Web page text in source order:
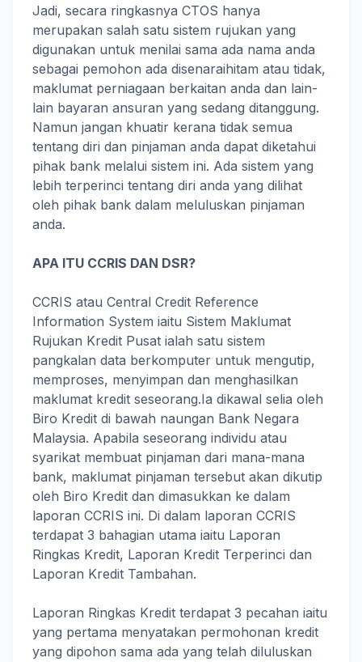
Jadi, secara ringkasnya CTOS hanya
merupakan salah satu sistem rujukan yang
digunakan untuk menilai sama ada nama anda
sebagai pemohon ada disenaraihitam atau tidak,
maklumat perniagaan berkaitan anda dan lain-
lain bayaran ansuran yang sedang ditanggung.
Namun jangan khuatir kerana tidak semua
tentang diri dan pinjaman anda dapat diketahui
pihak bank melalui sistem ini. Ada sistem yang
lebih terperinci tentang diri anda yang dilihat
oleh pihak bank dalam meluluskan pinjaman
anda.
APA ITU CCRIS DAN DSR?
CCRIS atau Central Credit Reference
Information System iaitu Sistem Maklumat
Rujukan Kredit Pusat ialah satu sistem
pangkalan data berkomputer untuk mengutip,
memproses, menyimpan dan menghasilkan
maklumat kredit seseorang.Ia dikawal selia oleh
Biro Kredit di bawah naungan Bank Negara
Malaysia. Apabila seseorang individu atau
syarikat membuat pinjaman dari mana-mana
bank, maklumat pinjaman tersebut akan dikutip
oleh Biro Kredit dan dimasukkan ke dalam
laporan CCRIS ini. Di dalam laporan CCRIS
terdapat 3 bahagian utama iaitu Laporan
Ringkas Kredit, Laporan Kredit Terperinci dan
Laporan Kredit Tambahan.
Laporan Ringkas Kredit terdapat 3 pecahan iaitu
yang pertama menyatakan permohonan kredit
yang dipohon sama ada yang telah diluluskan